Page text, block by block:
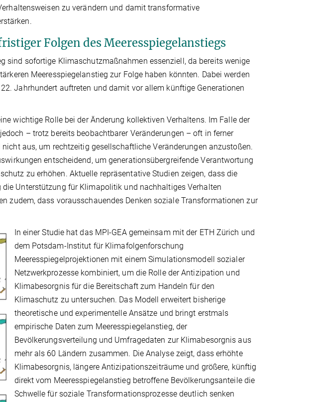
zu verändern und damit transformative
Folgen des Meeresspiegelanstiegs
sind sofortige Klimaschutzmaßnahmen essenziell, da bereits wenige
Meeresspiegelanstieg zur Folge haben könnten. Dabei werden
Jahrhundert auftreten und damit vor allem künftige Generationen
wichtige Rolle bei der Änderung kollektiven Verhaltens. Im Falle der
– trotz bereits beobachtbarer Veränderungen – oft in ferner
aus, um rechtzeitig gesellschaftliche Veränderungen anzustoßen.
entscheidend, um generationsübergreifende Verantwortung
zu erhöhen. Aktuelle repräsentative Studien zeigen, dass die
Unterstützung für Klimapolitik und nachhaltiges Verhalten
zudem, dass vorausschauendes Denken soziale Transformationen zur
In einer Studie hat das MPI-GEA gemeinsam mit der ETH Zürich und
dem Potsdam-Institut für Klimafolgenforschung
Meeresspiegelprojektionen mit einem Simulationsmodell sozialer
Netzwerkprozesse kombiniert, um die Rolle der Antizipation und
Klimabesorgnis für die Bereitschaft zum Handeln für den
Klimaschutz zu untersuchen. Das Modell erweitert bisherige
theoretische und experimentelle Ansätze und bringt erstmals
empirische Daten zum Meeresspiegelanstieg, der
Bevölkerungsverteilung und Umfragedaten zur Klimabesorgnis aus
mehr als 60 Ländern zusammen. Die Analyse zeigt, dass erhöhte
Klimabesorgnis, längere Antizipationszeiträume und größere, künftig
direkt vom Meeresspiegelanstieg betroffene Bevölkerungsanteile die
Schwelle für soziale Transformationsprozesse deutlich senken